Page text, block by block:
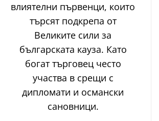
влиятелни първенци, които
търсят подкрепа от
Великите сили за
българската кауза. Като
богат търговец често
участва в срещи с
дипломати и османски
сановници.